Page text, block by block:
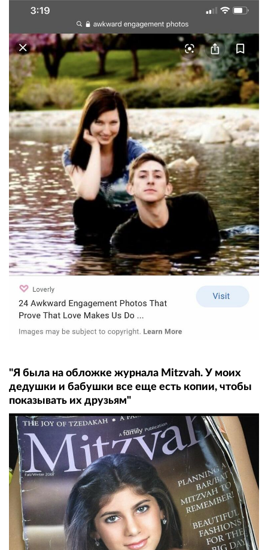
"Я была на обложке журнала Mitzvah. У моих
дедушки и бабушки все еще есть копии, чтобы
показывать их друзьям"